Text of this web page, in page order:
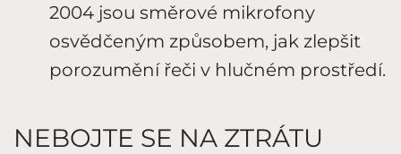
2004 jsou směrové mikrofony
osvědčeným způsobem, jak zlepšit
porozumění řeči v hlučném prostředí.
NEBOJTE SE NA ZTRÁTU